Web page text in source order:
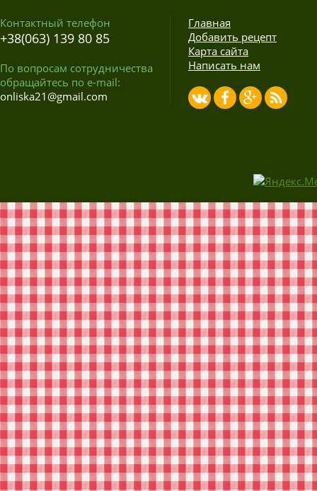
Контактный телефон
+38(063) 139 80 85
По вопросам сотрудничества
обращайтесь по e-mail:
onliska21@gmail.com
Главная
Добавить рецепт
Карта сайта
Написать нам